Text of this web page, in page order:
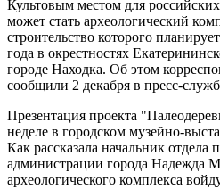
Культовым местом для
может стать археологический
строительство которого
года в окрестностях
городе Находка. Об этом
сообщили 2 декабря в пресс-
Презентация проекта
неделе в городском музейно-
Как рассказала начальник отдела
администрации города Надежда
археологического комплекса